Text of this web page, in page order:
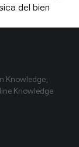
del bien
Knowledge,
Knowledge